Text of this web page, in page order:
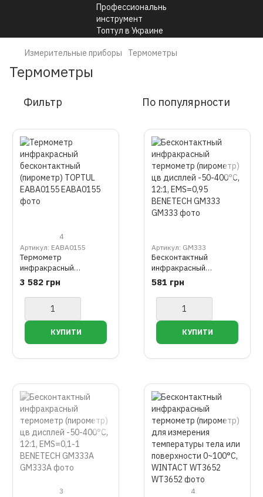
Измерительные приборы Термометры
Термометры
Фильтр По популярности
4
Артикул: EABA0155
Термометр
инфракрасный
бесконтактный
(пирометр) TOPTUL
EABA0155
3 582 грн
Артикул: GM333
Бесконтактный
инфракрасный
термометр (пирометр)
цв дисплей -50-400°C,
12:1, EMS=0,95
BENETECH GM333
581 грн
3
4